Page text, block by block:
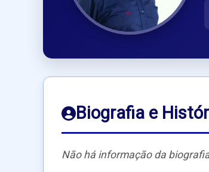
Biografia e
Não há informação da